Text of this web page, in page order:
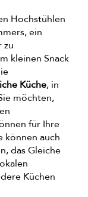
Hochstühlen
ein
zu
kleinen Snack
Küche, in
möchten,
für Ihre
können auch
das Gleiche
Küchen